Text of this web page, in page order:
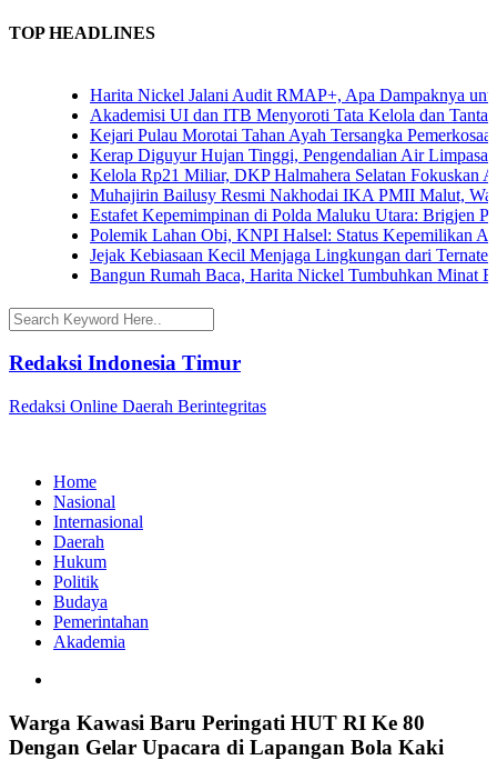
TOP HEADLINES
Harita Nickel Jalani Audit RMAP+, Apa Dampaknya untuk
Akademisi UI dan ITB Menyoroti Tata Kelola dan
Kejari Pulau Morotai Tahan Ayah Tersangka Pemerkosaan
Kerap Diguyur Hujan Tinggi, Pengendalian Air Limpasan
Kelola Rp21 Miliar, DKP Halmahera Selatan Fokuskan
Muhajirin Bailusy Resmi Nakhodai IKA PMII Malut, Wagub
Estafet Kepemimpinan di Polda Maluku Utara: Brigjen Pol.
Polemik Lahan Obi, KNPI Halsel: Status Kepemilikan Arifin
Jejak Kebiasaan Kecil Menjaga Lingkungan dari Ternate
Bangun Rumah Baca, Harita Nickel Tumbuhkan Minat Baca
Redaksi Indonesia Timur
Redaksi Online Daerah Berintegritas
Home
Nasional
Internasional
Daerah
Hukum
Politik
Budaya
Pemerintahan
Akademia
Warga Kawasi Baru Peringati HUT RI Ke 80
Dengan Gelar Upacara di Lapangan Bola Kaki